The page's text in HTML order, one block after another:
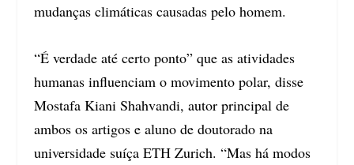
mudanças climáticas causadas pelo homem.
“É verdade até certo ponto” que as atividades
humanas influenciam o movimento polar, disse
Mostafa Kiani Shahvandi, autor principal de
ambos os artigos e aluno de doutorado na
universidade suíça ETH Zurich. “Mas há modos